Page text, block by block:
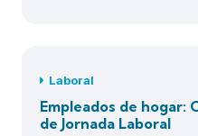
Laboral
Empleados de hogar:
de Jornada Laboral